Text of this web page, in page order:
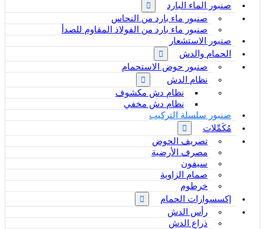
صنبور الماء البارد
صنبور ماء بارد من النحاس
صنبور ماء بارد من الفولاذ المقاوم للصدأ
صنبور الاستشعار
الحمام والدش
صنبور حوض الاستحمام
نظام الدش
نظام دش مكشوف
نظام دش مخفي
صنبور سلسلة التركيب
مُكَمِّلات
تصريف الحوض
مصرف الأرضية
سيفون
صمام الزاوية
خرطوم
إكسسوارات الحمام
رأس الدش
ذراع الدش